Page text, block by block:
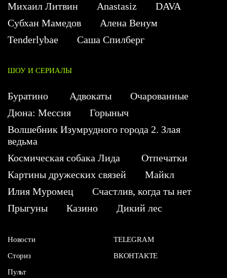
Михаил Литвин
Anastasiz
DAVA
Субхан Мамедов
Алена Венум
Tenderlybae
Саша Спилберг
ШОУ И СЕРИАЛЫ
Буратино Адвокаты
Очарованные
Дюна: Мессия
Горыныч
Волшебник Изумрудного города 2. Злая
ведьма
Космическая собака Лида
Отпечатки
Картины дружеских связей
Майкл
Илия Муромец
Счастлив, когда ты нет
Прыгуны
Казино Дикий лес
Новости
Сториз
Пульт
TELEGRAM
ВКОНТАКТЕ